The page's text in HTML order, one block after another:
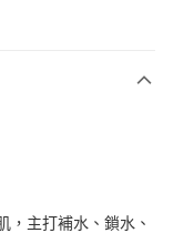
主打補水、鎖水、